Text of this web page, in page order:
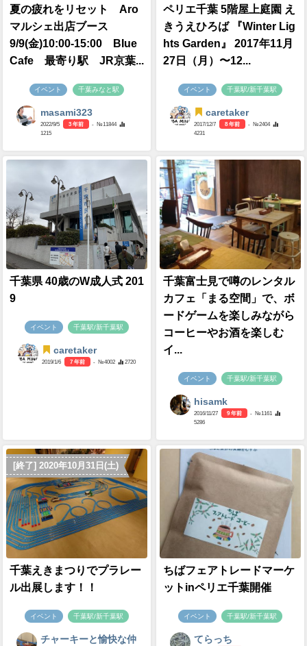
夏の疲れをリセット Aro
マルシェ出店ブース
9/9(金)10:00-15:00 BIue
Cafe 最寄り駅 JR京葉...
イベント 千葉みなと駅
masami323
2022/9/5 3 年前
- №11844
1215
ペリエ千葉 5階屋上庭園 え
きうえひろば 『Winter Lig
hts Garden』 2017年11月
27日（月）〜12...
イベント 千葉駅/新千葉駅
caretaker
2017/12/7 8 年前
- №2404
4231
千葉県 40歳のW成人式 201
9
イベント 千葉駅/新千葉駅
caretaker
2019/1/6 7 年前 - №4002 2720
千葉富士見で噂のレンタル
カフェ「まる空間」で、ボ
ードゲームを楽しみながら
コーヒーやお酒を楽しむ
イ...
イベント 千葉駅/新千葉駅
hisamk
2016/11/27 9 年前
- №1161
5286
[終了] 2020年10月31日(土)
千葉えきまつりでプラレー
ル出展します！！
イベント 千葉駅/新千葉駅
チャーキーと愉快な仲
ちばフェアトレードマーケ
ットinペリエ千葉開催
イベント 千葉駅/新千葉駅
てらっち